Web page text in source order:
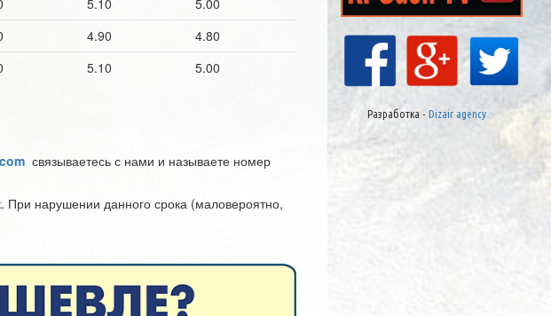
5.10
5.00
4.90
4.80
5.10 5.00
связываетесь с нами и называете номер
При нарушении данного срока (маловероятно,
Разработка - Dizair agency